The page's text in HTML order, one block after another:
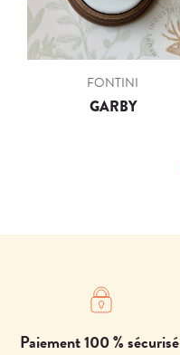
FONTINI
GARBY
Paiement 100 % sécurisé